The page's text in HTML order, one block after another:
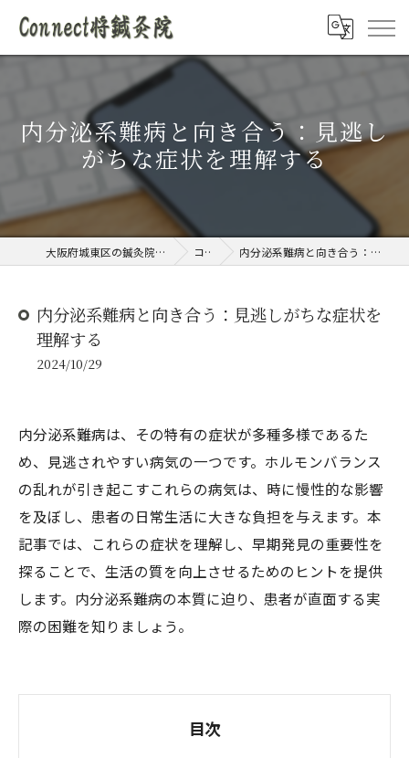
内分泌系難病と向き合う：見逃し
がちな症状を理解する
大阪府城東区の鍼灸院ならConnect将鍼灸院 コラム 内分泌系難病と向き合う：見逃しがちな症状を理解する
内分泌系難病と向き合う：見逃しがちな症状を
理解する
2024/10/29
内分泌系難病は、その特有の症状が多種多様であるた
め、見逃されやすい病気の一つです。ホルモンバランス
の乱れが引き起こすこれらの病気は、時に慢性的な影響
を及ぼし、患者の日常生活に大きな負担を与えます。本
記事では、これらの症状を理解し、早期発見の重要性を
探ることで、生活の質を向上させるためのヒントを提供
します。内分泌系難病の本質に迫り、患者が直面する実
際の困難を知りましょう。
目次